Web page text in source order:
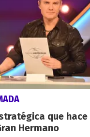
que
Hermano